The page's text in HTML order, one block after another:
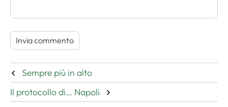
Sempre più in alto
Il protocollo di… Napoli